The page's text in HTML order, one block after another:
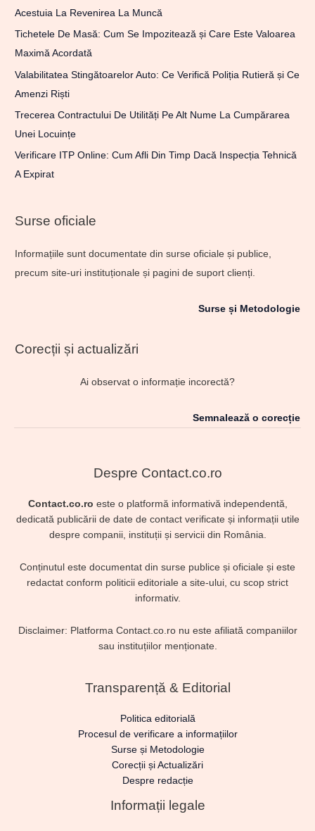
Acestuia La Revenirea La Muncă
Tichetele De Masă: Cum Se Impozitează și Care Este Valoarea
Maximă Acordată
Valabilitatea Stingătoarelor Auto: Ce Verifică Poliția Rutieră și Ce
Amenzi Riști
Trecerea Contractului De Utilități Pe Alt Nume La Cumpărarea
Unei Locuințe
Verificare ITP Online: Cum Afli Din Timp Dacă Inspecția Tehnică
A Expirat
Surse oficiale
Informațiile sunt documentate din surse oficiale și publice,
precum site-uri instituționale și pagini de suport clienți.
Surse și Metodologie
Corecții și actualizări
Ai observat o informație incorectă?
Semnalează o corecție
Despre Contact.co.ro
Contact.co.ro este o platformă informativă independentă,
dedicată publicării de date de contact verificate și informații utile
despre companii, instituții și servicii din România.
Conținutul este documentat din surse publice și oficiale și este
redactat conform politicii editoriale a site-ului, cu scop strict
informativ.
Disclaimer: Platforma Contact.co.ro nu este afiliată companiilor
sau instituțiilor menționate.
Transparență & Editorial
Politica editorială
Procesul de verificare a informațiilor
Surse și Metodologie
Corecții și Actualizări
Despre redacție
Informații legale